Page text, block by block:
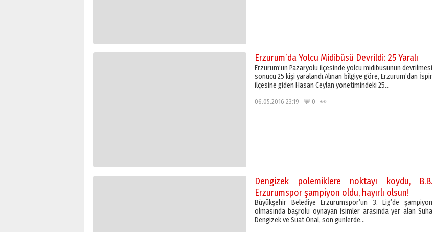
Erzurum’da Yolcu Midibüsü Devrildi: 25 Yaralı
Erzurum’un Pazaryolu ilçesinde yolcu midibüsünün devrilmesi
sonucu 25 kişi yaralandı.Alınan bilgiye göre, Erzurum’dan İspir
ilçesine giden Hasan Ceylan yönetimindeki 25…
06.05.2016 23:19 💬 0 👀
Dengizek polemiklere noktayı koydu, B.B.
Erzurumspor şampiyon oldu, hayırlı olsun!
Büyükşehir Belediye Erzurumspor’un 3. Lig’de şampiyon
olmasında başrolü oynayan isimler arasında yer alan Süha
Dengizek ve Suat Önal, son günlerde…